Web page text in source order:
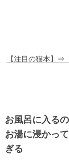
【注目の猫本】⇒
お風呂に入る
お湯に浸かっ
ぎる
猫のゲーム・アプリ
猫のフリー写真素材